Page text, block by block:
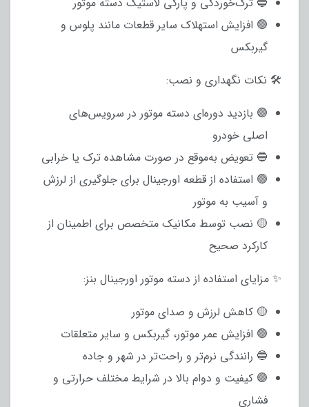
🟢 افزایش استهلاک سایر قطعات مانند پلوس و
گیربکس
🛠️ نکات نگهداری و نصب:
🟣 بازدید دوره‌ای دسته موتور در سرویس‌های
اصلی خودرو
🔵 تعویض به‌موقع در صورت مشاهده ترک یا خرابی
🟢 استفاده از قطعه اورجینال برای جلوگیری از لرزش
و آسیب به موتور
🟡 نصب توسط مکانیک متخصص برای اطمینان از
کارکرد صحیح
✨ مزایای استفاده از دسته موتور اورجینال بنز:
🟡 کاهش لرزش و صدای موتور
🟢 افزایش عمر موتور، گیربکس و سایر متعلقات
🔵 رانندگی نرم‌تر و راحت‌تر در شهر و جاده
🟣 کیفیت و دوام بالا در شرایط مختلف حرارتی و
فشاری